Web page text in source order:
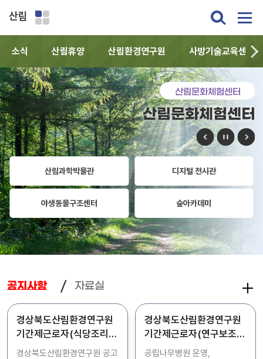
산림
소식 산림휴양 산림환경연구원 사방기술교육센터
산림문화체험센터
산림문화체험센터
산림과학박물관 디지털 전시관
야생동물구조센터 숲아카데미
공지사항
경상북도산림환경연구원
기간제근로자(식당조리)
채용 공고
경상북도산림환경연구원 공고
경상북도산림환경연구원
기간제근로자(연구보조)
채용 공고
공립나무병원 운영,
자료실